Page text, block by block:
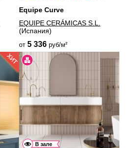
Equipe Curve
EQUIPE CERÁMICAS S.L.
(Испания)
от 5 336 руб/м²
В зале